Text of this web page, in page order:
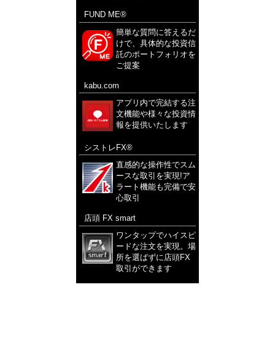
FUND ME®
簡単な質問に答えるだ
けで、具体的な投資信
託のポートフォリオを
ご提案
kabu.com
アプリ内で完結する注
文機能や様々な投資情
報を提供いたします
シストレFX®
直感的な操作性でスム
ースな取引を実現!ア
ラート機能も完備で安
心取引
店頭 FX smart
ワンタップでハイスピ
ードな注文を実現。場
所を選ばずに店頭FX
取引ができます